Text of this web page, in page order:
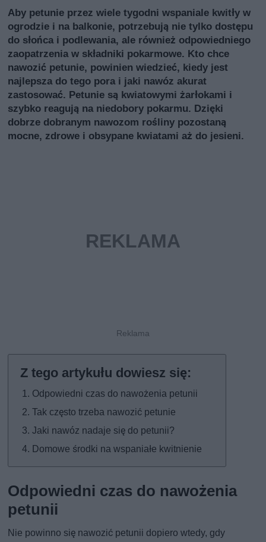
Aby petunie przez wiele tygodni wspaniale kwitły w
ogrodzie i na balkonie, potrzebują nie tylko dostępu
do słońca i podlewania, ale również odpowiedniego
zaopatrzenia w składniki pokarmowe. Kto chce
nawozić petunie, powinien wiedzieć, kiedy jest
najlepsza do tego pora i jaki nawóz akurat
zastosować. Petunie są kwiatowymi żarłokami i
szybko reagują na niedobory pokarmu. Dzięki
dobrze dobranym nawozom rośliny pozostaną
mocne, zdrowe i obsypane kwiatami aż do jesieni.
Odpowiedni czas do nawożenia petunii
Tak często trzeba nawozić petunie
Jaki nawóz nadaje się do petunii?
Domowe środki na wspaniałe kwitnienie
Odpowiedni czas do nawożenia
petunii
Nie powinno się nawozić petunii dopiero wtedy, gdy